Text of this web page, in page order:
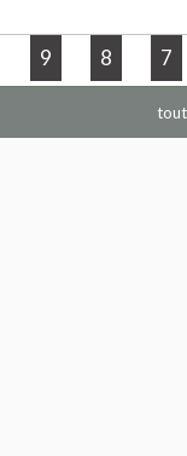
7
8
9